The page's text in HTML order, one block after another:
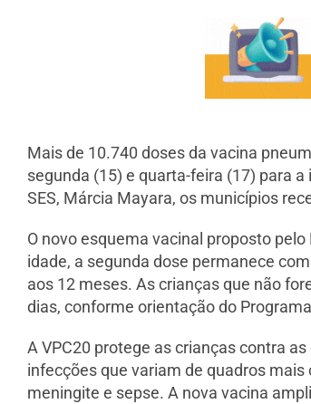
Mais de 10.740 doses da vacina
segunda (15) e quarta-feira (17) para
SES, Márcia Mayara, os municípios
O novo esquema vacinal proposto
idade, a segunda dose permanece
aos 12 meses. As crianças que não
dias, conforme orientação do
A VPC20 protege as crianças contra
infecções que variam de quadros
meningite e sepse. A nova vacina